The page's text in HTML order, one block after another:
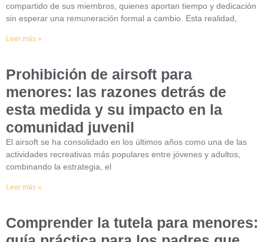
compartido de sus miembros, quienes aportan tiempo y dedicación
sin esperar una remuneración formal a cambio. Esta realidad,
Leer más »
Prohibición de airsoft para
menores: las razones detrás de
esta medida y su impacto en la
comunidad juvenil
El airsoft se ha consolidado en los últimos años como una de las
actividades recreativas más populares entre jóvenes y adultos,
combinando la estrategia, el
Leer más »
Comprender la tutela para menores: